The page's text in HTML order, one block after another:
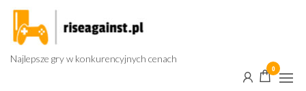
Przejdź
treści
Najlepsze gry w konkurencyjnych cenach
0